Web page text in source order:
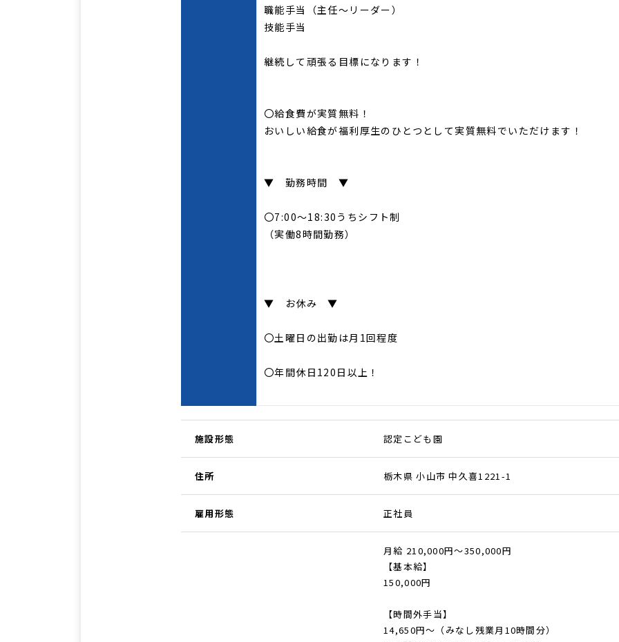
職能手当（主任～リーダー）
技能手当
継続して頑張る目標になります！
〇給食費が実質無料！
おいしい給食が福利厚生のひとつとして実質無料でいただけます！
▼ 勤務時間 ▼
〇7:00～18:30うちシフト制
（実働8時間勤務）
▼ お休み ▼
〇土曜日の出勤は月1回程度
〇年間休日120日以上！
施設形態 認定こども園
住所 栃木県 小山市 中久喜1221-1
雇用形態 正社員
月給 210,000円～350,000円
【基本給】
150,000円
【時間外手当】
14,650円～（みなし残業月10時間分）